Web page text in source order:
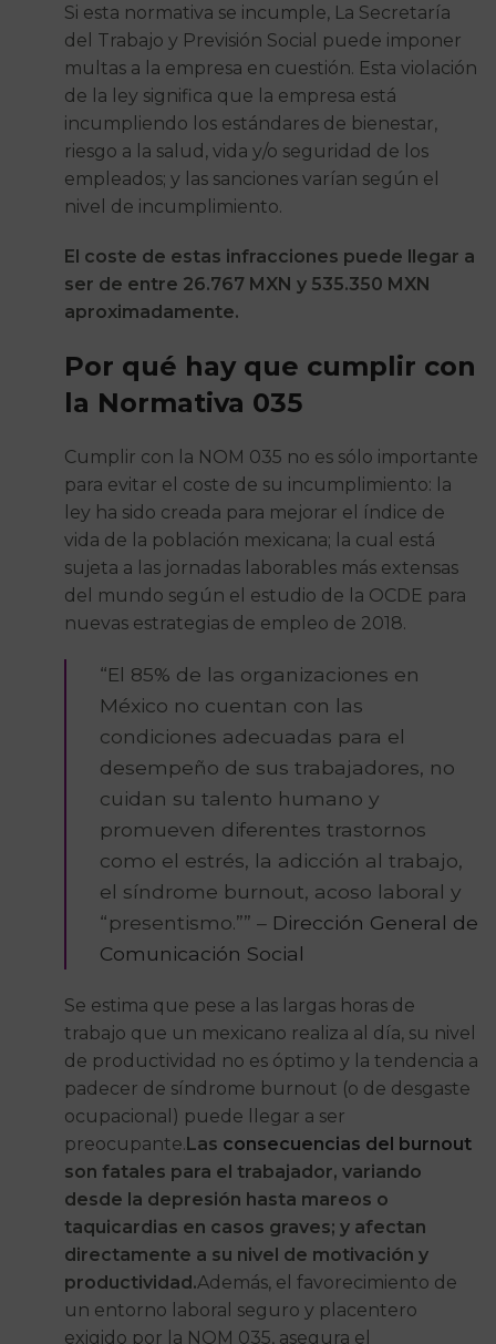
Si esta normativa se incumple, La Secretaría
del Trabajo y Previsión Social puede imponer
multas a la empresa en cuestión. Esta violación
de la ley significa que la empresa está
incumpliendo los estándares de bienestar,
riesgo a la salud, vida y/o seguridad de los
empleados; y las sanciones varían según el
nivel de incumplimiento.
El coste de estas infracciones puede llegar a
ser de entre 26.767 MXN y 535.350 MXN
aproximadamente.
Por qué hay que cumplir con
la Normativa 035
Cumplir con la NOM 035 no es sólo importante
para evitar el coste de su incumplimiento: la
ley ha sido creada para mejorar el índice de
vida de la población mexicana; la cual está
sujeta a las jornadas laborables más extensas
del mundo según el estudio de la OCDE para
nuevas estrategias de empleo de 2018.
“El 85% de las organizaciones en
México no cuentan con las
condiciones adecuadas para el
desempeño de sus trabajadores, no
cuidan su talento humano y
promueven diferentes trastornos
como el estrés, la adicción al trabajo,
el síndrome burnout, acoso laboral y
“presentismo.”” – Dirección General de
Comunicación Social
Se estima que pese a las largas horas de
trabajo que un mexicano realiza al día, su nivel
de productividad no es óptimo y la tendencia a
padecer de síndrome burnout (o de desgaste
ocupacional) puede llegar a ser
preocupante.Las consecuencias del burnout
son fatales para el trabajador, variando
desde la depresión hasta mareos o
taquicardias en casos graves; y afectan
directamente a su nivel de motivación y
productividad.Además, el favorecimiento de
un entorno laboral seguro y placentero
exigido por la NOM 035, asegura el